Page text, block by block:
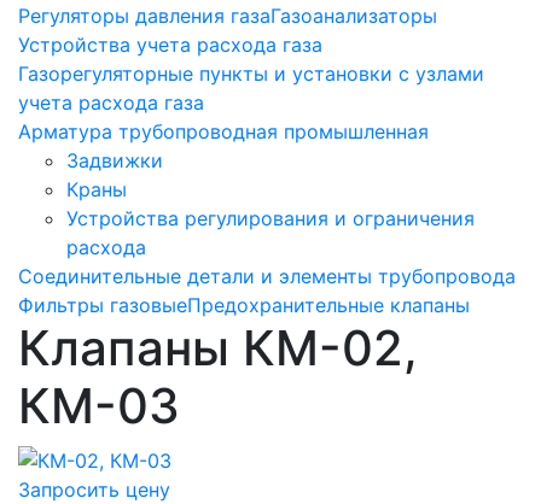
Регуляторы давления газаГазоанализаторы
Устройства учета расхода газа
Газорегуляторные пункты и установки с узлами
учета расхода газа
Арматура трубопроводная промышленная
Задвижки
Краны
Устройства регулирования и ограничения
расхода
Соединительные детали и элементы трубопровода
Фильтры газовыеПредохранительные клапаны
Клапаны КМ-02,
КМ-03
Запросить цену